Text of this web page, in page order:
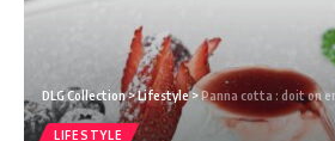
DLG Collection>Lifestyle>Panna cotta : doit on
LIFESTYLE